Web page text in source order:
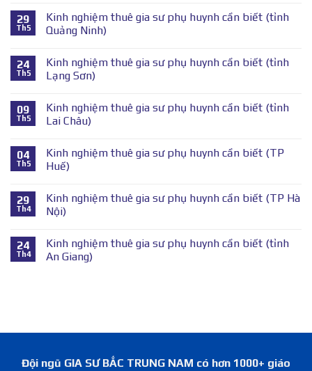
29
Th5
Kinh nghiệm thuê gia sư phụ huynh cần biết (tỉnh
Quảng Ninh)
24
Th5
Kinh nghiệm thuê gia sư phụ huynh cần biết (tỉnh
Lạng Sơn)
09
Th5
Kinh nghiệm thuê gia sư phụ huynh cần biết (tỉnh
Lai Châu)
04
Th5
Kinh nghiệm thuê gia sư phụ huynh cần biết (TP
Huế)
29
Th4
Kinh nghiệm thuê gia sư phụ huynh cần biết (TP Hà
Nội)
24
Th4
Kinh nghiệm thuê gia sư phụ huynh cần biết (tỉnh
An Giang)
Đội ngũ GIA SƯ BẮC TRUNG NAM có hơn 1000+ giáo